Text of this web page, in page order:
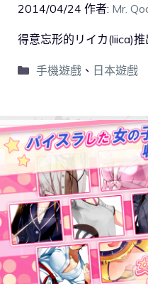
2014/04/24 作者: Mr.
得意忘形的リイカ(liica)
手機遊戲、 日本遊戲